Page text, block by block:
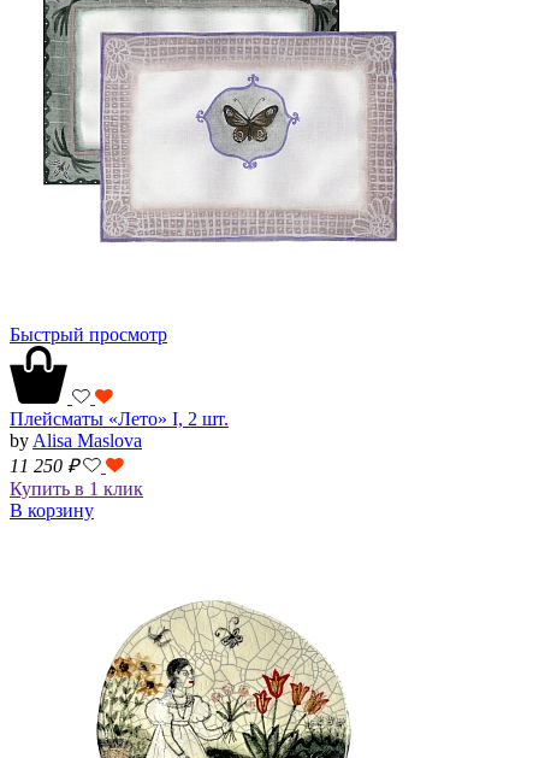
Быстрый просмотр
Плейсматы «Лето» I, 2 шт.
by Alisa Maslova
11 250 ₽
Купить в 1 клик
В корзину